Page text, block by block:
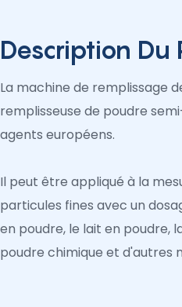
Description Du
La machine de remplissage
remplisseuse de poudre
agents européens.
Il peut être appliqué à la
particules fines avec un
en poudre, le lait en poudre,
poudre chimique et d'autres